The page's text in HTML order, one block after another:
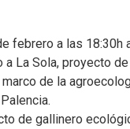
febrero a las
La Sola, proyecto
de la
de gallinero